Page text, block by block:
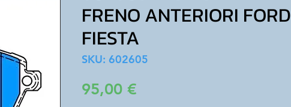
FRENO ANTERIORI FORD
FIESTA
SKU: 602605
95,00 €